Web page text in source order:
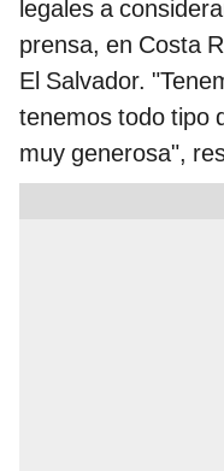
legales a
prensa, en Costa
El Salvador.
tenemos todo tipo
muy generosa",